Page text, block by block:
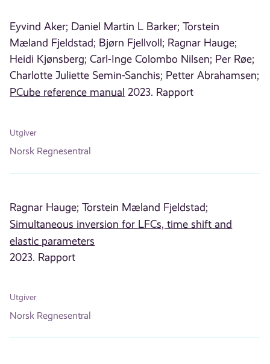
Eyvind Aker; Daniel Martin L Barker; Torstein
Mæland Fjeldstad; Bjørn Fjellvoll; Ragnar Hauge;
Heidi Kjønsberg; Carl-Inge Colombo Nilsen; Per Røe;
Charlotte Juliette Semin-Sanchis; Petter Abrahamsen;
PCube reference manual 2023. Rapport
Utgiver
Norsk Regnesentral
Ragnar Hauge; Torstein Mæland Fjeldstad;
Simultaneous inversion for LFCs, time shift and
elastic parameters
2023. Rapport
Utgiver
Norsk Regnesentral